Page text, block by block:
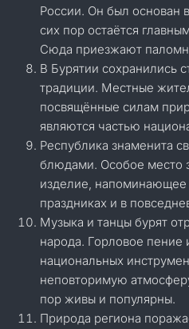
России. Он был основан
сих пор остаётся
Сюда приезжают
В Бурятии сохранились
традиции. Местные
посвящённые силам
являются частью
Республика знаменита
блюдами. Особое место
изделие,
праздниках и в
Музыка и танцы бурят
народа. Горловое пение
национальных
неповторимую
пор живы и популярны.
Природа региона